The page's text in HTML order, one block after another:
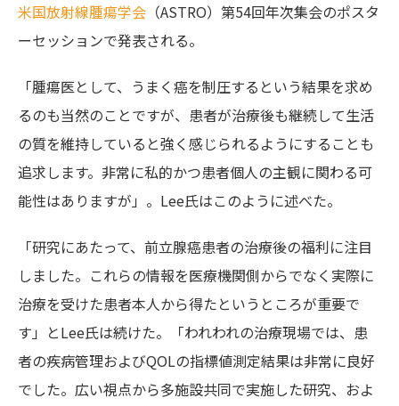
米国放射線腫瘍学会 （ASTRO）第54回年次集会のポスタ
ーセッションで発表される。
「腫瘍医として、うまく癌を制圧するという結果を求め
るのも当然のことですが、患者が治療後も継続して生活
の質を維持していると強く感じられるようにすることも
追求します。非常に私的かつ患者個人の主観に関わる可
能性はありますが」。Lee氏はこのように述べた。
「研究にあたって、前立腺癌患者の治療後の福利に注目
しました。これらの情報を医療機関側からでなく実際に
治療を受けた患者本人から得たというところが重要で
す」とLee氏は続けた。「われわれの治療現場では、患
者の疾病管理およびQOLの指標値測定結果は非常に良好
でした。広い視点から多施設共同で実施した研究、およ